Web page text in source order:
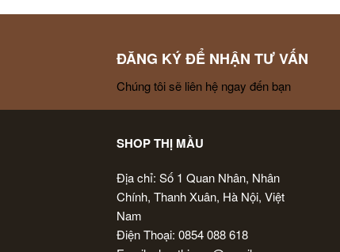
ĐĂNG KÝ ĐỂ NHẬN TƯ VẤN
Chúng tôi sẽ liên hệ ngay đến bạn
SHOP THỊ MẦU
Địa chỉ: Số 1 Quan Nhân, Nhân
Chính, Thanh Xuân, Hà Nội, Việt
Nam
Điện Thoại: 0854 088 618